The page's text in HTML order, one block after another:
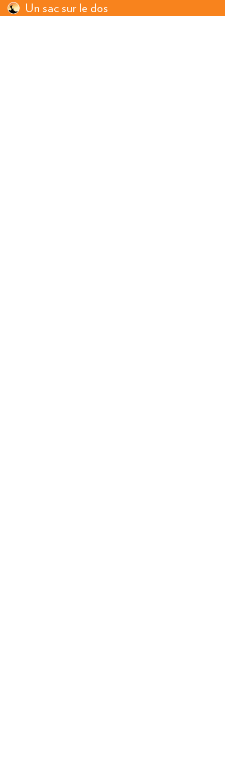
Un sac sur le dos